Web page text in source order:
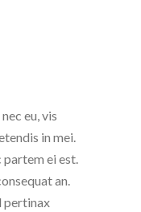
eu, vis
in mei.
ei est.
an.
pertinax